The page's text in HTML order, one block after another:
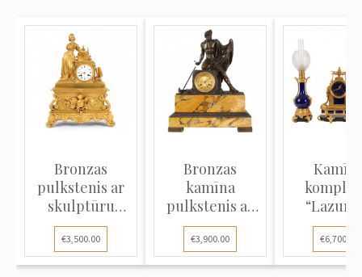
Bronzas
pulkstenis ar
skulptūru
"Dāma pie lād...
€3,500.00
Bronzas
kamīna
pulkstenis ar
marmoru
€3,900.00 €6,700.00